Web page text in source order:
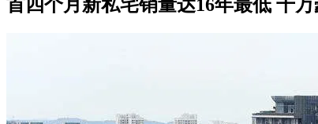
首四个月新私宅销量达16年最低 千